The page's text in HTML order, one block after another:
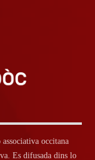
occitana
Es difusada dins lo